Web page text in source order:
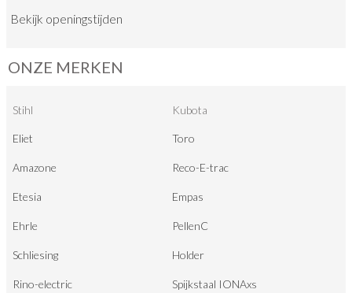
Bekijk openingstijden
ONZE MERKEN
Stihl Kubota
Eliet Toro
Amazone Reco-E-trac
Etesia Empas
Ehrle PellenC
Schliesing Holder
Rino-electric Spijkstaal IONAxs